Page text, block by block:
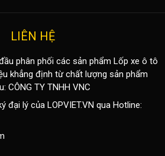
LIÊN HỆ
phân phối các sản phẩm Lốp xe ô tô
khẳng định từ chất lượng sản phẩm
CÔNG TY TNHH VNC
đại lý của LOPVIET.VN qua Hotline: